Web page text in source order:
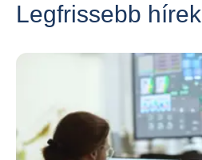
Legfrissebb hírek